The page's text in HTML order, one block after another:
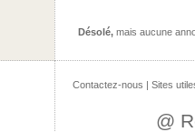
Désolé, mais aucune
Contactez-nous | Sites
@